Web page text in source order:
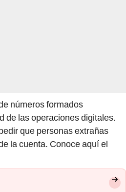
números formados
de las operaciones digitales.
que personas extrañas
la cuenta. Conoce aquí el